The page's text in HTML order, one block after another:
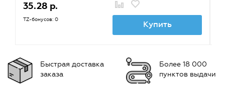
35.28 р.
TZ-бонусов: 0 Купить
Быстрая доставка
заказа
Более 18 000
пунктов выдачи